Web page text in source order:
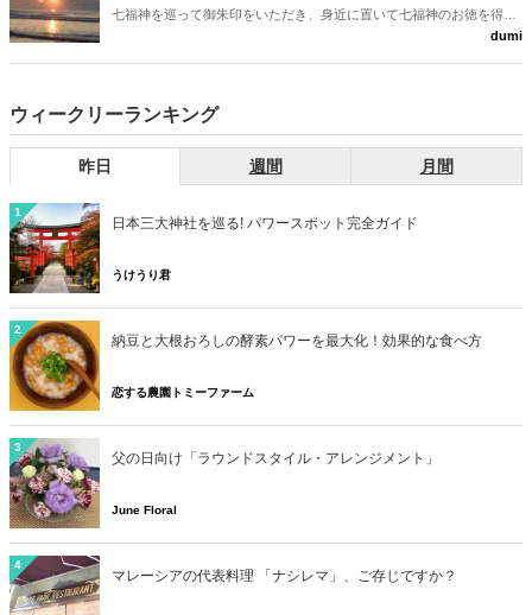
七福神を巡って御朱印をいただき、身近に置いて七福神のお徳を得ま
せんか？ 全国には200以上のコースがあるそうです。 身近にきっとあ
dumi
ウィークリーランキング
昨日 週間 月間
1
日本三大神社を巡る! パワースポット完全ガイド
うけうり君
2
納豆と大根おろしの酵素パワーを最大化！効果的な食べ方
恋する農園トミーファーム
3
父の日向け「ラウンドスタイル・アレンジメント」
June Floral
4
マレーシアの代表料理 「ナシレマ」、ご存じですか？